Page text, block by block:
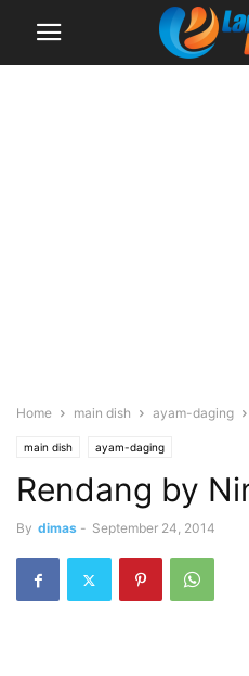
Home main dish ayam-daging
main dish ayam-daging
Rendang by
By dimas - September 24, 2014